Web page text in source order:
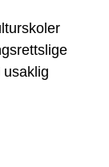
usaklig